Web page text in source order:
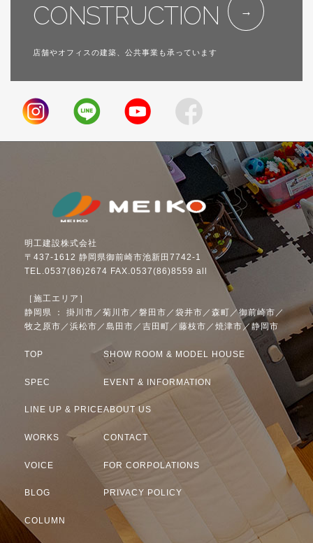
CONSTRUCTION
店舗やオフィスの建築、公共事業も承っています
明工建設株式会社
〒437-1612 静岡県御前崎市池新田7742-1
TEL.0537(86)2674 FAX.0537(86)8559 all
［施工エリア］
静岡県 ： 掛川市／菊川市／磐田市／袋井市／森町／御前崎市／
牧之原市／浜松市／島田市／吉田町／藤枝市／焼津市／静岡市
TOP
SPEC
LINE UP & PRICE
WORKS
VOICE
BLOG
COLUMN
SHOW ROOM & MODEL HOUSE
EVENT & INFORMATION
ABOUT US
CONTACT
FOR CORPOLATIONS
PRIVACY POLICY